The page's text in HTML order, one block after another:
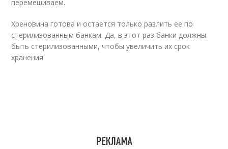
перемешиваем.
Хреновина готова и остается только разлить ее по
стерилизованным банкам. Да, в этот раз банки должны
быть стерилизованными, чтобы увеличить их срок
хранения.